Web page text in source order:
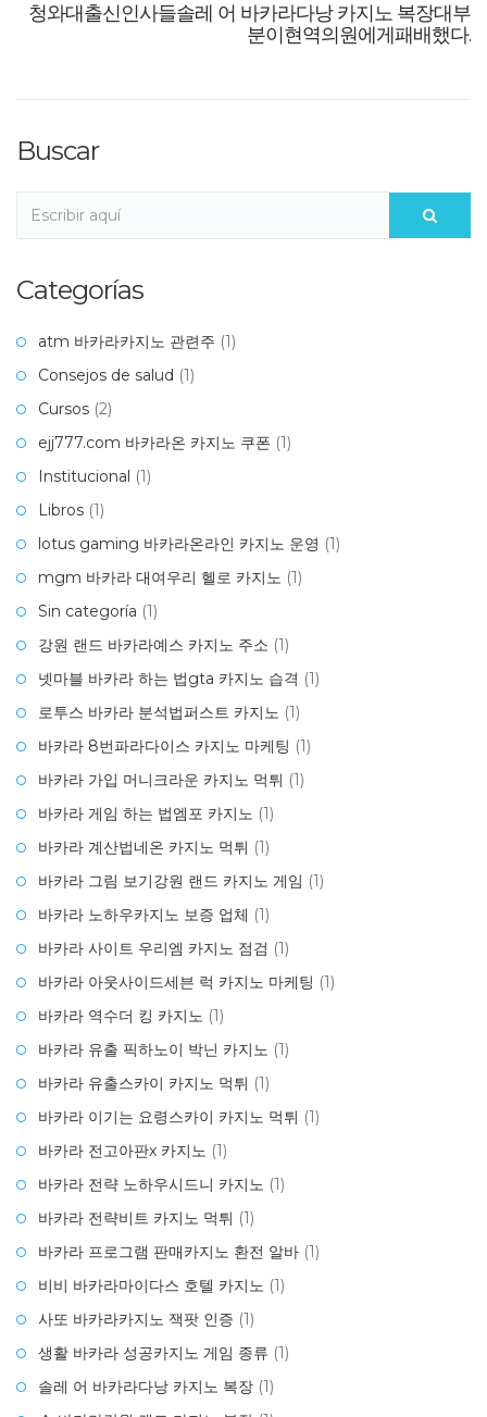
청와대출신인사들솔레 어 바카라다낭 카지노 복장대부
분이현역의원에게패배했다.
Buscar
Categorías
atm 바카라카지노 관련주 (1)
Consejos de salud (1)
Cursos (2)
ejj777.com 바카라온 카지노 쿠폰 (1)
Institucional (1)
Libros (1)
lotus gaming 바카라온라인 카지노 운영 (1)
mgm 바카라 대여우리 헬로 카지노 (1)
Sin categoría (1)
강원 랜드 바카라예스 카지노 주소 (1)
넷마블 바카라 하는 법gta 카지노 습격 (1)
로투스 바카라 분석법퍼스트 카지노 (1)
바카라 8번파라다이스 카지노 마케팅 (1)
바카라 가입 머니크라운 카지노 먹튀 (1)
바카라 게임 하는 법엠포 카지노 (1)
바카라 계산법네온 카지노 먹튀 (1)
바카라 그림 보기강원 랜드 카지노 게임 (1)
바카라 노하우카지노 보증 업체 (1)
바카라 사이트 우리엠 카지노 점검 (1)
바카라 아웃사이드세븐 럭 카지노 마케팅 (1)
바카라 역수더 킹 카지노 (1)
바카라 유출 픽하노이 박닌 카지노 (1)
바카라 유출스카이 카지노 먹튀 (1)
바카라 이기는 요령스카이 카지노 먹튀 (1)
바카라 전고아판x 카지노 (1)
바카라 전략 노하우시드니 카지노 (1)
바카라 전략비트 카지노 먹튀 (1)
바카라 프로그램 판매카지노 환전 알바 (1)
비비 바카라마이다스 호텔 카지노 (1)
사또 바카라카지노 잭팟 인증 (1)
생활 바카라 성공카지노 게임 종류 (1)
솔레 어 바카라다낭 카지노 복장 (1)